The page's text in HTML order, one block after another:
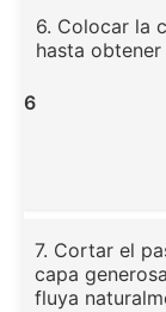
6
6. Colocar la
hasta
7. Cortar el
capa
fluya